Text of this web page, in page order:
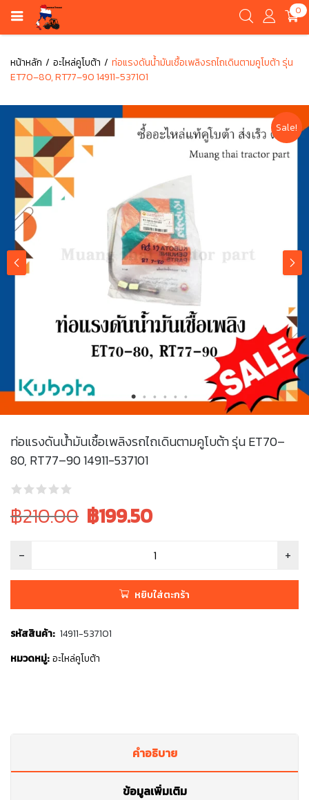
0
หน้าหลัก อะไหล่คูโบต้า
ท่อแรงดันน้ำมันเชื้อเพลิงรถไถเดินตามคูโบต้า รุ่น
ET70–80, RT77–90 14911-537101
Sale!
ท่อแรงดันน้ำมันเชื้อเพลิงรถไถเดินตามคูโบต้า รุ่น ET70–
80, RT77–90 14911-537101
Original
price
was:
฿210.00 Current
฿199.50
หยิบใส่ตะกร้า
รหัสสินค้า: 14911-537101
หมวดหมู่: อะไหล่คูโบต้า
คำอธิบาย
ข้อมูลเพิ่มเติม